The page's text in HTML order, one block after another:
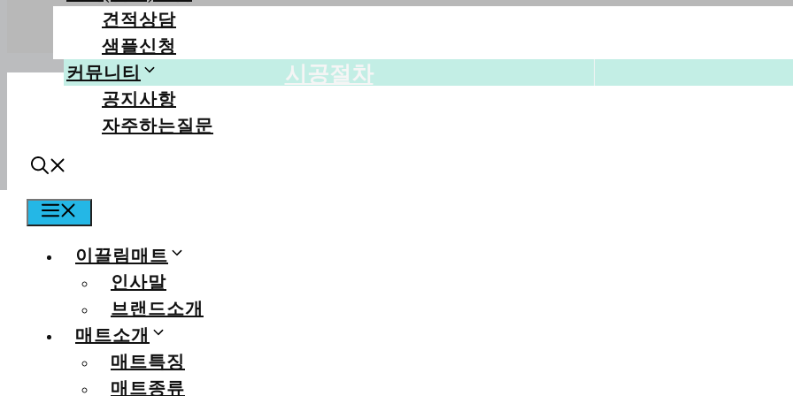
견적상담
샘플신청
커뮤니티
공지사항
자주하는질문
이끌림매트
인사말
브랜드소개
매트소개
매트특징
매트종류
시공절차
대구 브라운스톤강북 / 24평 / 화이트마블
관리자조회수: 507회